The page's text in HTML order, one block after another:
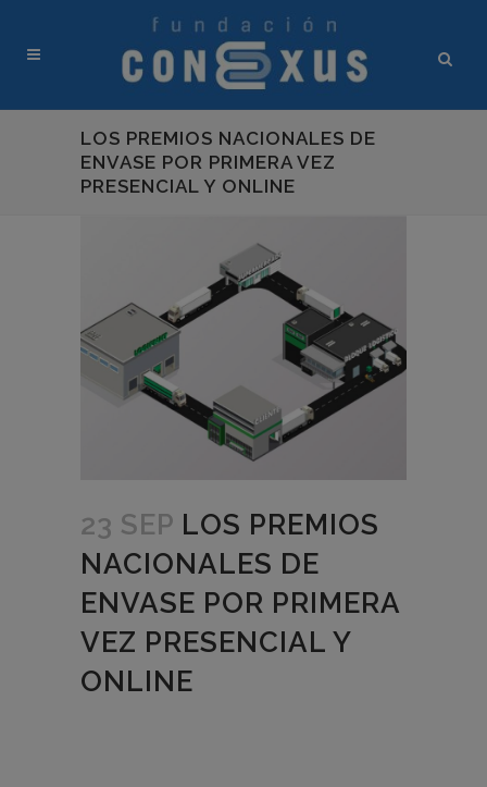
LOS PREMIOS NACIONALES DE
ENVASE POR PRIMERA VEZ
PRESENCIAL Y ONLINE
23 SEP LOS PREMIOS
NACIONALES DE
ENVASE POR PRIMERA
VEZ PRESENCIAL Y
ONLINE